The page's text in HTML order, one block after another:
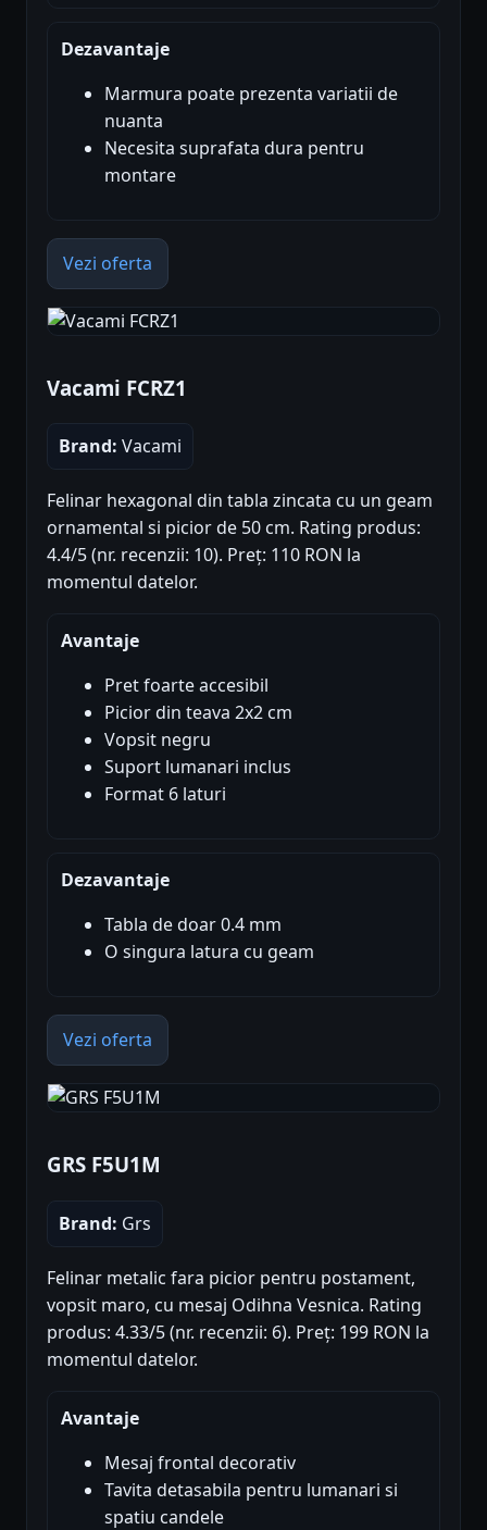
Dezavantaje
Marmura poate prezenta variatii de
nuanta
Necesita suprafata dura pentru
montare
Vezi oferta
Vacami FCRZ1
Brand: Vacami
Felinar hexagonal din tabla zincata cu un geam
ornamental si picior de 50 cm. Rating produs:
4.4/5 (nr. recenzii: 10). Preț: 110 RON la
momentul datelor.
Avantaje
Pret foarte accesibil
Picior din teava 2x2 cm
Vopsit negru
Suport lumanari inclus
Format 6 laturi
Dezavantaje
Tabla de doar 0.4 mm
O singura latura cu geam
Vezi oferta
GRS F5U1M
Brand: Grs
Felinar metalic fara picior pentru postament,
vopsit maro, cu mesaj Odihna Vesnica. Rating
produs: 4.33/5 (nr. recenzii: 6). Preț: 199 RON la
momentul datelor.
Avantaje
Mesaj frontal decorativ
Tavita detasabila pentru lumanari si
spatiu candele